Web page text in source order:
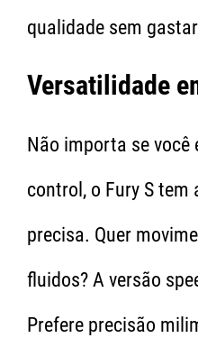
qualidade sem
Versatilidade
Não importa se você
control, o Fury S tem
precisa. Quer
fluidos? A versão
Prefere precisão